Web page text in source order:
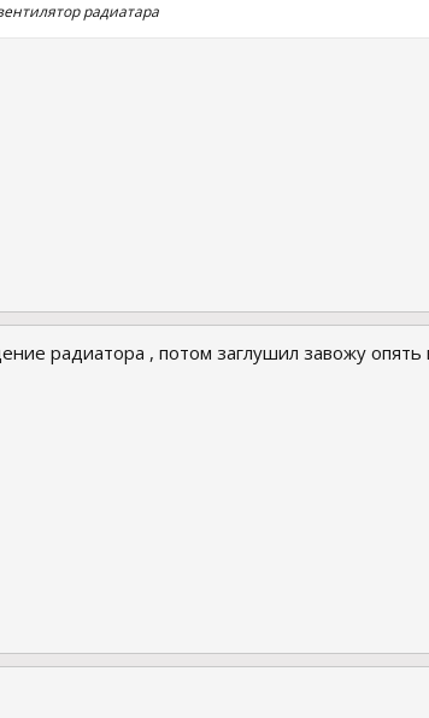
радиатара
радиатора , потом заглушил завожу опять